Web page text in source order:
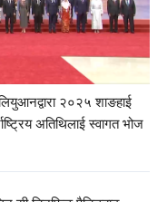
२०२५ शाङहाई
अतिथिलाई स्वागत भोज